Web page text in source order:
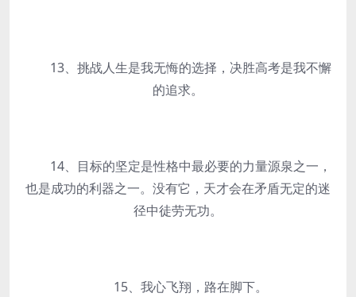
13、挑战人生是我无悔的选择，决胜高考是我不懈
的追求。
14、目标的坚定是性格中最必要的力量源泉之一，
也是成功的利器之一。没有它，天才会在矛盾无定的迷
径中徒劳无功。
15、我心飞翔，路在脚下。